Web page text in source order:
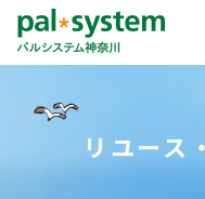
リユース